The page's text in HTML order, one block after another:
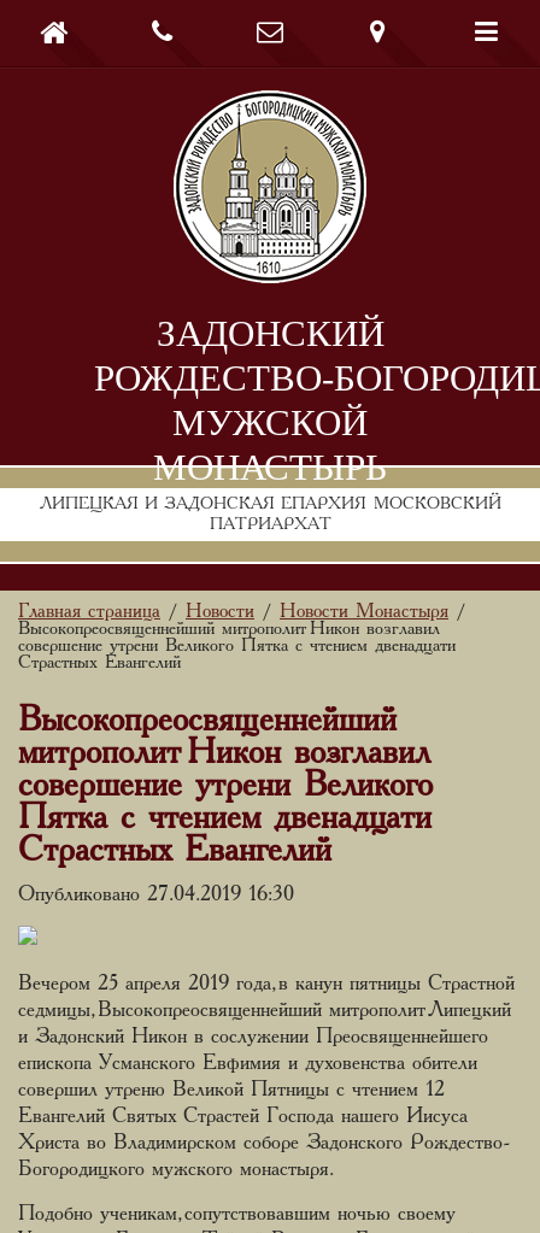
ЗАДОНСКИЙ
РОЖДЕСТВО-
МУЖСКОЙ
МОНАСТЫРЬ
ЛИПЕЦКАЯ И ЗАДОНСКАЯ ЕПАРХИЯ МОСКОВСКИЙ
ПАТРИАРХАТ
    
Главная страница / Новости / Новости Монастыря /
Высокопреосвященнейший митрополит Никон возглавил
совершение утрени Великого Пятка с чтением двенадцати
Страстных Евангелий
Высокопреосвященнейший
митрополит Никон возглавил
совершение утрени Великого
Пятка с чтением двенадцати
Страстных Евангелий
Опубликовано 27.04.2019 16:30
Вечером 25 апреля 2019 года, в канун пятницы Страстной
седмицы, Высокопреосвященнейший митрополит Липецкий
и Задонский Никон в сослужении Преосвященнейшего
епископа Усманского Евфимия и духовенства обители
совершил утреню Великой Пятницы с чтением 12
Евангелий Святых Страстей Господа нашего Иисуса
Христа во Владимирском соборе Задонского Рождество-
Богородицкого мужского монастыря.
Подобно ученикам, сопутствовавшим ночью своему